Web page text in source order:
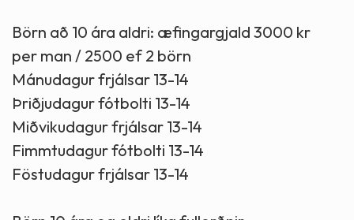
Börn að 10 ára aldri: æfingargjald 3000 kr
per man / 2500 ef 2 börn
Mánudagur frjálsar 13-14
Þriðjudagur fótbolti 13-14
Miðvikudagur frjálsar 13-14
Fimmtudagur fótbolti 13-14
Föstudagur frjálsar 13-14